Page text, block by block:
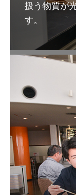
扱う物質が
す。